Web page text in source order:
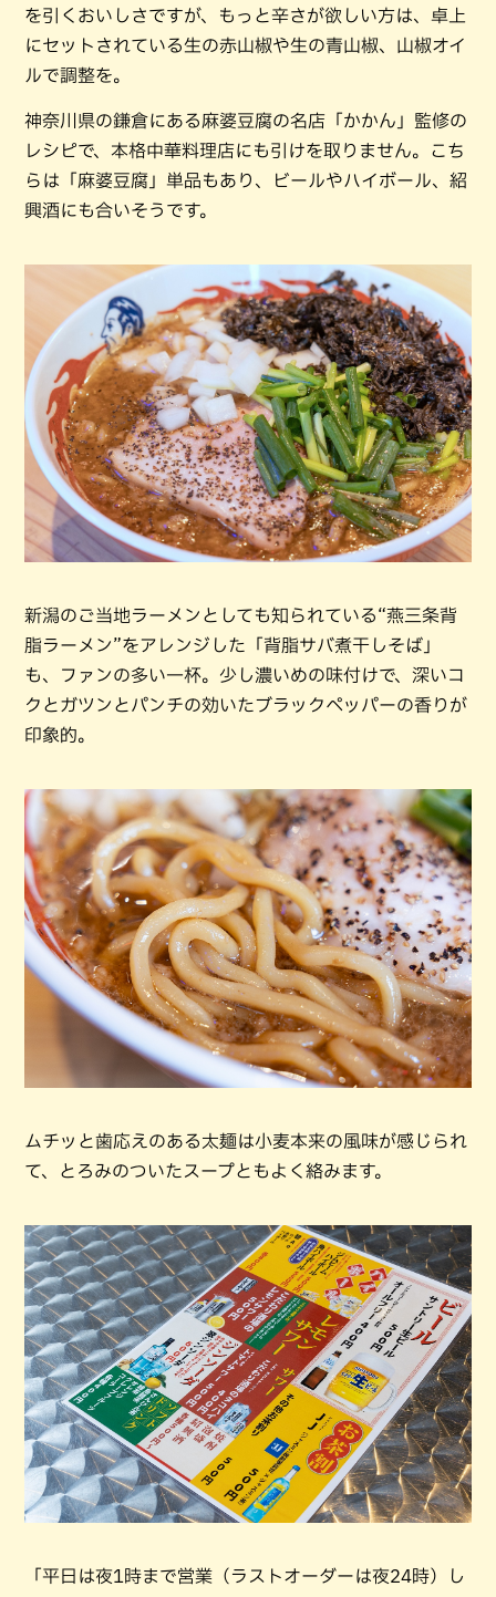
を引くおいしさですが、もっと辛さが欲しい方は、卓上
にセットされている生の赤山椒や生の青山椒、山椒オイ
ルで調整を。
神奈川県の鎌倉にある麻婆豆腐の名店「かかん」監修の
レシピで、本格中華料理店にも引けを取りません。こち
らは「麻婆豆腐」単品もあり、ビールやハイボール、紹
興酒にも合いそうです。
新潟のご当地ラーメンとしても知られている“燕三条背
脂ラーメン”をアレンジした「背脂サバ煮干しそば」
も、ファンの多い一杯。少し濃いめの味付けで、深いコ
クとガツンとパンチの効いたブラックペッパーの香りが
印象的。
ムチッと歯応えのある太麺は小麦本来の風味が感じられ
て、とろみのついたスープともよく絡みます。
「平日は夜1時まで営業（ラストオーダーは夜24時）し